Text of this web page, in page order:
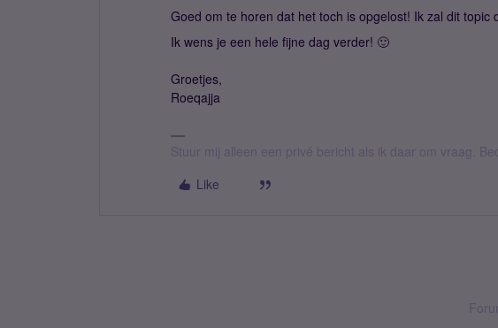
Goed om te horen dat het toch is opgelost! Ik zal dit topic
Ik wens je een hele fijne dag verder! 🙂
Groetjes,
Roeqajja
Stuur mij alleen een privé bericht als ik daar om vraag.
Like